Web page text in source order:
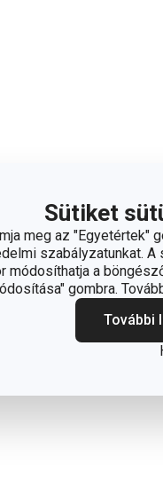
Sütiket
meg az "Egyetértek"
szabályzatunkat.
módosíthatja a
gombra.
További